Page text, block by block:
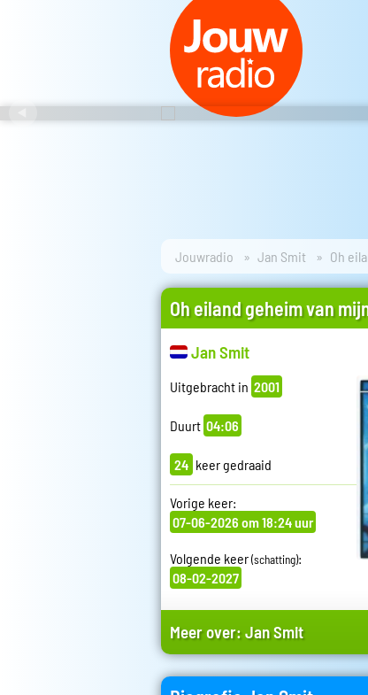
Jouwradio Jan Smit Oh
Oh eiland geheim van
Jan Smit
Uitgebracht in 2001
Duurt 04:06
24 keer gedraaid
Vorige keer:
07-06-2026 om 18:24 uur
Volgende keer(schatting):
08-02-2027
Meer over:Jan Smit